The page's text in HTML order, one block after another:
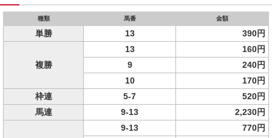
種類 馬番 金額
単勝 13 390円
複勝
13
160円
9
240円
10
170円
枠連
5-7
520円
馬連
9-13 2,230円
9-13
770円